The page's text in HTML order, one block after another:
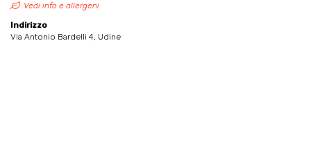
Vedi info e allergeni
Indirizzo
Via Antonio Bardelli 4, Udine